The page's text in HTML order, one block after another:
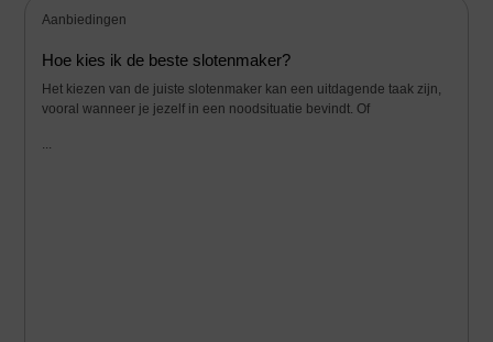
Aanbiedingen
Hoe kies ik de beste slotenmaker?
Het kiezen van de juiste slotenmaker kan een uitdagende taak zijn,
vooral wanneer je jezelf in een noodsituatie bevindt. Of
...